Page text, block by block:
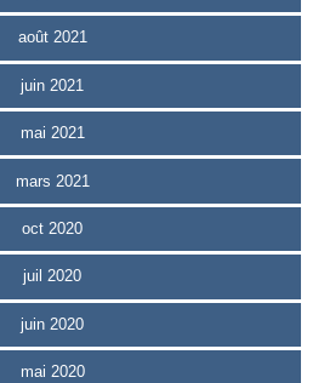
août 2021
juin 2021
mai 2021
mars 2021
oct 2020
juil 2020
juin 2020
mai 2020